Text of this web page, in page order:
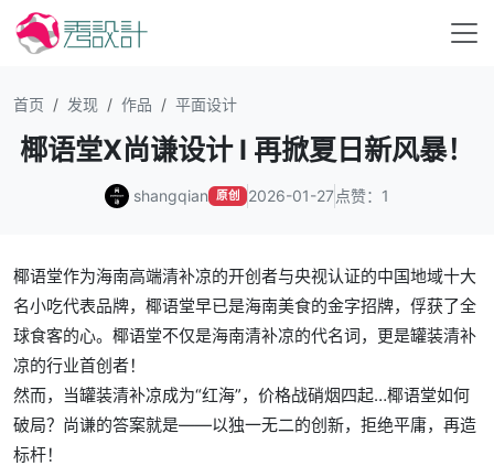
首页 发现 作品 平面设计
椰语堂X尚谦设计 l 再掀夏日新风暴！
shangqian 原创 2026-01-27点赞：1
椰语堂作为海南高端清补凉的开创者与央视认证的中国地域十大
名小吃代表品牌，椰语堂早已是海南美食的金字招牌，俘获了全
球食客的心。椰语堂不仅是海南清补凉的代名词，更是罐装清补
凉的行业首创者！
然而，当罐装清补凉成为“红海”，价格战硝烟四起…椰语堂如何
破局？尚谦的答案就是——以独一无二的创新，拒绝平庸，再造
标杆！